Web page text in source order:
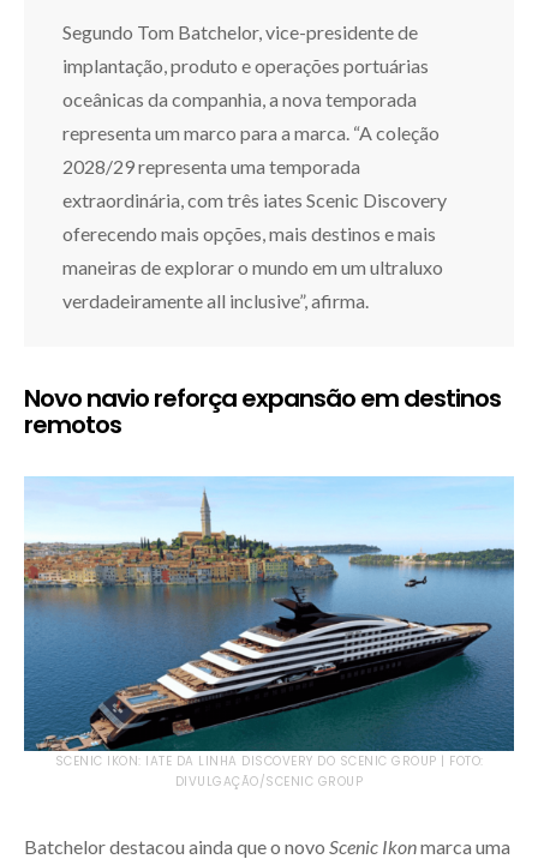
Segundo Tom Batchelor, vice-presidente de
implantação, produto e operações portuárias
oceânicas da companhia, a nova temporada
representa um marco para a marca. “A coleção
2028/29 representa uma temporada
extraordinária, com três iates Scenic Discovery
oferecendo mais opções, mais destinos e mais
maneiras de explorar o mundo em um ultraluxo
verdadeiramente all inclusive”, afirma.
Novo navio reforça expansão em destinos
remotos
SCENIC IKON: IATE DA LINHA DISCOVERY DO SCENIC GROUP | FOTO:
DIVULGAÇÃO/SCENIC GROUP
Batchelor destacou ainda que o novo Scenic Ikonmarca uma